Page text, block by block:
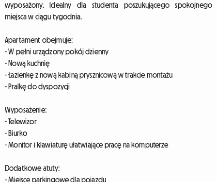
wyposażony. Idealny dla studenta poszukującego spokojnego
miejsca w ciągu tygodnia.
Apartament obejmuje:
- W pełni urządzony pokój dzienny
- Nową kuchnię
- Łazienkę z nową kabiną prysznicową w trakcie montażu
- Pralkę do dyspozycji
Wyposażenie:
- Telewizor
- Biurko
- Monitor i klawiaturę ułatwiające pracę na komputerze
Dodatkowe atuty:
- Miejsce parkingowe dla pojazdu